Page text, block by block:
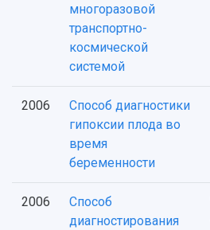
многоразовой
транспортно-
космической
системой
2006
Способ диагностики
гипоксии плода во
время
беременности
2006
Способ
диагностирования